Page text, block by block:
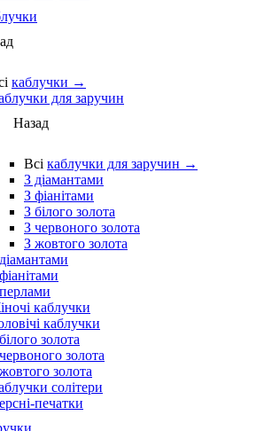
каблучки →
для заручин
Назад
Всі каблучки для заручин →
З діамантами
З фіанітами
З білого золота
З червоного золота
З жовтого золота
каблучки
каблучки
золота
золота
золота
солітери
печатки